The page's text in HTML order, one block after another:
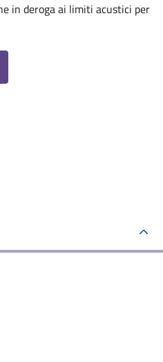
in deroga ai limiti acustici per